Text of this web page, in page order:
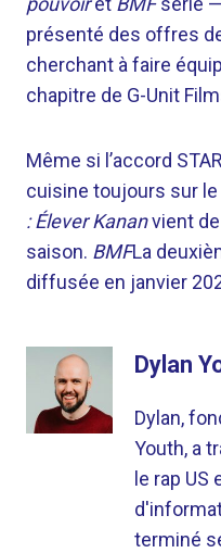
présenté des offres
cherchant à faire
chapitre de G-Unit
Même si l’accord
cuisine toujours sur le
: Élever Kananvient
saison. BMFLa
diffusée en janvier
Dylan
Dylan,
Youth, a
le rap
terminé